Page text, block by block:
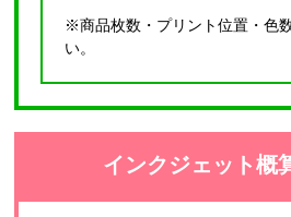
※商品枚数・プリント位置・色
い。
インクジェット概